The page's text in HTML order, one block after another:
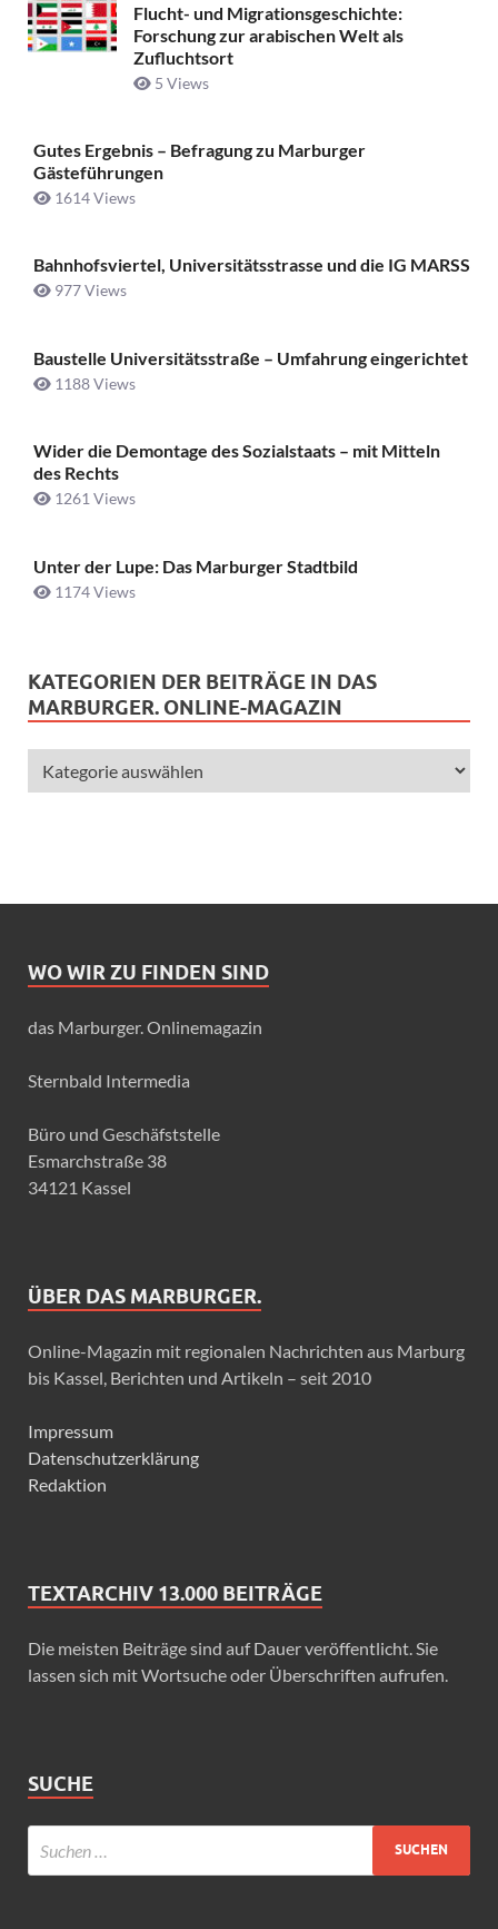
Flucht- und Migrationsgeschichte:
Forschung zur arabischen Welt als
Zufluchtsort
5 Views
Gutes Ergebnis – Befragung zu Marburger
Gästeführungen
1614 Views
Bahnhofsviertel, Universitätsstrasse und die IG MARSS
977 Views
Baustelle Universitätsstraße ­– Umfahrung eingerichtet
1188 Views
Wider die Demontage des Sozialstaats – mit Mitteln
des Rechts
1261 Views
Unter der Lupe: Das Marburger Stadtbild
1174 Views
KATEGORIEN DER BEITRÄGE IN DAS
MARBURGER. ONLINE-MAGAZIN
WO WIR ZU FINDEN SIND
das Marburger. Onlinemagazin
Sternbald Intermedia
Büro und Geschäfststelle
Esmarchstraße 38
34121 Kassel
ÜBER DAS MARBURGER.
Online-Magazin mit regionalen Nachrichten aus Marburg
bis Kassel, Berichten und Artikeln – seit 2010
Impressum
Datenschutzerklärung
Redaktion
TEXTARCHIV 13.000 BEITRÄGE
Die meisten Beiträge sind auf Dauer veröffentlicht. Sie
lassen sich mit Wortsuche oder Überschriften aufrufen.
SUCHE